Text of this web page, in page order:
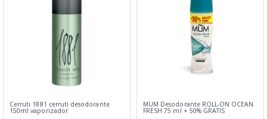
Cerruti 1881 cerruti desodorante
150ml vaporizador
MUM Desodorante ROLL-ON OCEAN
FRESH 75 ml + 50% GRATIS